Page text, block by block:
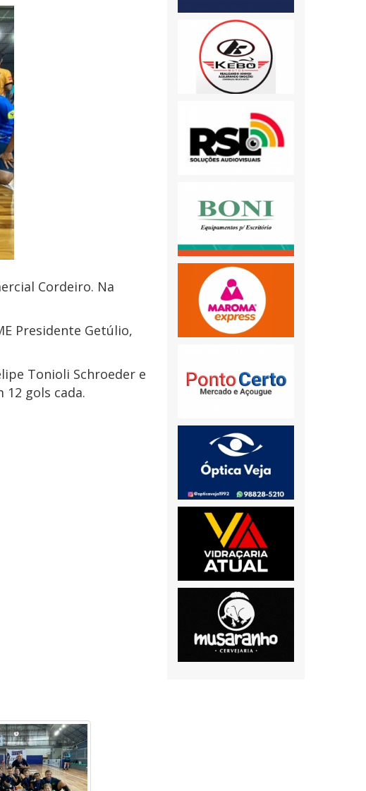
Cordeiro. Na
Presidente Getúlio,
Tonioli Schroeder e
gols cada.